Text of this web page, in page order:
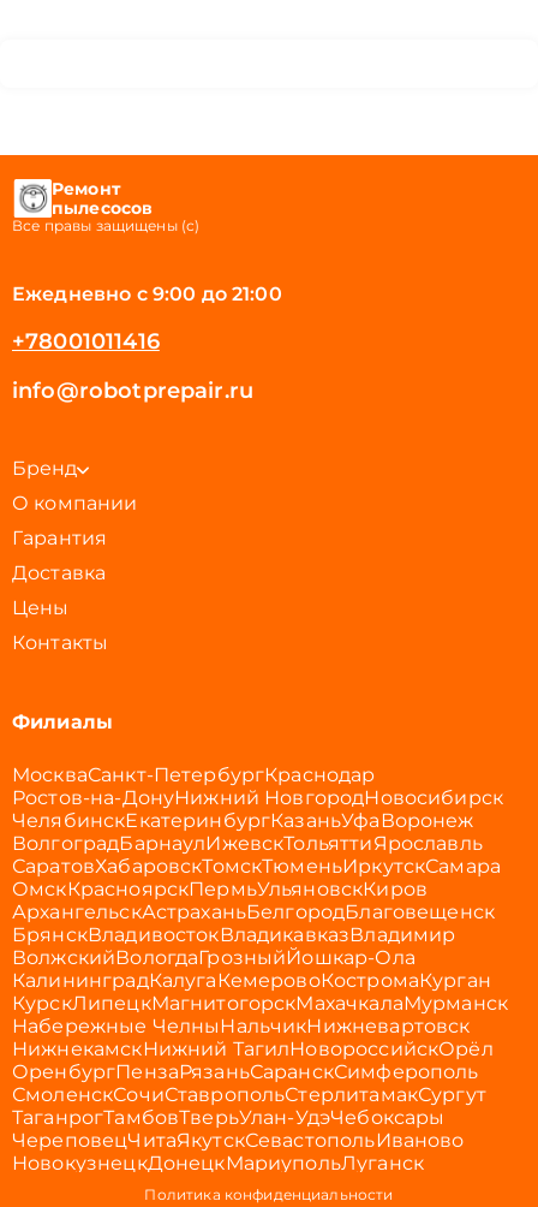
Ремонт
пылесосов
Все правы защищены (с)
Ежедневно с 9:00 до 21:00
+78001011416
info@robotprepair.ru
Бренд
О компании
Гарантия
Доставка
Цены
Контакты
Филиалы
МоскваСанкт-ПетербургКраснодар
Ростов-на-ДонуНижний НовгородНовосибирск
ЧелябинскЕкатеринбургКазаньУфаВоронеж
ВолгоградБарнаулИжевскТольяттиЯрославль
СаратовХабаровскТомскТюменьИркутскСамара
ОмскКрасноярскПермьУльяновскКиров
АрхангельскАстраханьБелгородБлаговещенск
БрянскВладивостокВладикавказВладимир
ВолжскийВологдаГрозныйЙошкар-Ола
КалининградКалугаКемеровоКостромаКурган
КурскЛипецкМагнитогорскМахачкалаМурманск
Набережные ЧелныНальчикНижневартовск
НижнекамскНижний ТагилНовороссийскОрёл
ОренбургПензаРязаньСаранскСимферополь
СмоленскСочиСтавропольСтерлитамакСургут
ТаганрогТамбовТверьУлан-УдэЧебоксары
ЧереповецЧитаЯкутскСевастопольИваново
НовокузнецкДонецкМариупольЛуганск
Политика конфиденциальности